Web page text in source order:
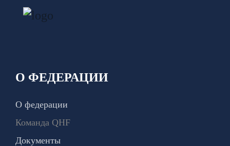
О ФЕДЕРАЦИИ
О федерации
Команда QHF
Документы